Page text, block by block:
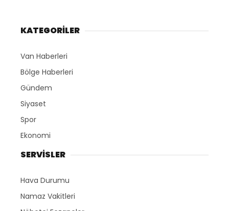
KATEGORİLER
Van Haberleri
Bölge Haberleri
Gündem
Siyaset
Spor
Ekonomi
SERVİSLER
Hava Durumu
Namaz Vakitleri